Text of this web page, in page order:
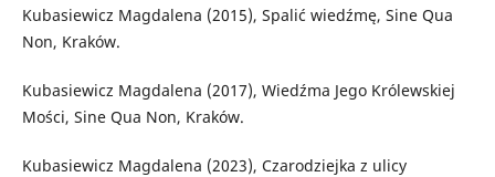
Kubasiewicz Magdalena (2015), Spalić wiedźmę, Sine Qua
Non, Kraków.
Kubasiewicz Magdalena (2017), Wiedźma Jego Królewskiej
Mości, Sine Qua Non, Kraków.
Kubasiewicz Magdalena (2023), Czarodziejka z ulicy